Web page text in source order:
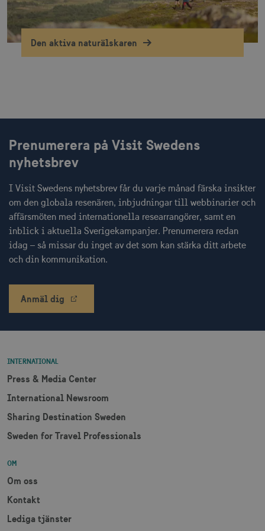
Den aktiva naturälskaren
Prenumerera på Visit Swedens
nyhetsbrev
I Visit Swedens nyhetsbrev får du varje månad färska insikter
om den globala resenären, inbjudningar till webbinarier och
affärsmöten med internationella researrangörer, samt en
inblick i aktuella Sverigekampanjer. Prenumerera redan
idag – så missar du inget av det som kan stärka ditt arbete
och din kommunikation.
Anmäl dig
INTERNATIONAL
Press & Media Center
International Newsroom
Sharing Destination Sweden
Sweden for Travel Professionals
OM
Om oss
Kontakt
Lediga tjänster
genererat
som
Den ingår i
används för
mTrackingTimeOnSite .corporate.visitsweden.com
_gcl_au
Google LLC
.visitsweden.com
bcookie
XANDR_PANID